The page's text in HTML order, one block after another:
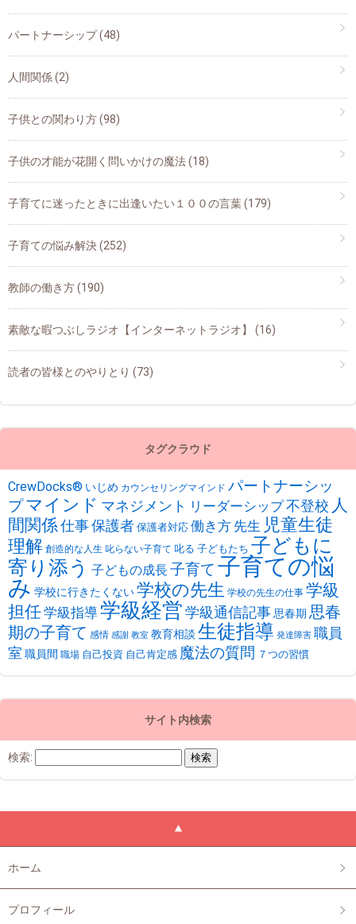
パートナーシップ(48)
人間関係(2)
子供との関わり方(98)
子供の才能が花開く問いかけの魔法(18)
子育てに迷ったときに出逢いたい１００の言葉(179)
子育ての悩み解決(252)
教師の働き方(190)
素敵な暇つぶしラジオ【インターネットラジオ】 (16)
読者の皆様とのやりとり (73)
タグクラウド
CrewDocks®︎ いじめ カウンセリングマインド パートナーシッ
プマインド マネジメント リーダーシップ不登校 人
間関係 仕事保護者 保護者対応 働き方 先生 児童生徒
理解 創造的な人生 叱らない子育て 叱る 子どもたち 子どもに
寄り添う 子どもの成長子育て 子育ての悩
み 学校に行きたくない学校の先生 学校の先生の仕事 学級
担任学級指導学級経営学級通信記事思春期 思春
期の子育て 感情 感謝 教室 教育相談 生徒指導 発達障害 職員
室 職員間 職場 自己投資 自己肯定感 魔法の質問 ７つの習慣
サイト内検索
検索:
ホーム
プロフィール